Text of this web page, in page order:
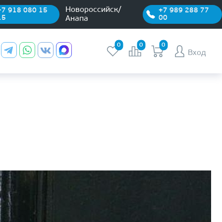
918 080 15
Новороссийск/
Анапа
+7 989 288 77
00
0 0 0
Вход